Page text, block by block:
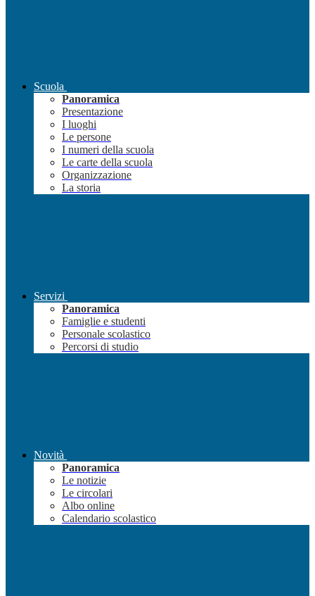
Scuola
Panoramica
Presentazione
I luoghi
Le persone
I numeri della scuola
Le carte della scuola
Organizzazione
La storia
Servizi
Panoramica
Famiglie e studenti
Personale scolastico
Percorsi di studio
Novità
Panoramica
Le notizie
Le circolari
Albo online
Calendario scolastico